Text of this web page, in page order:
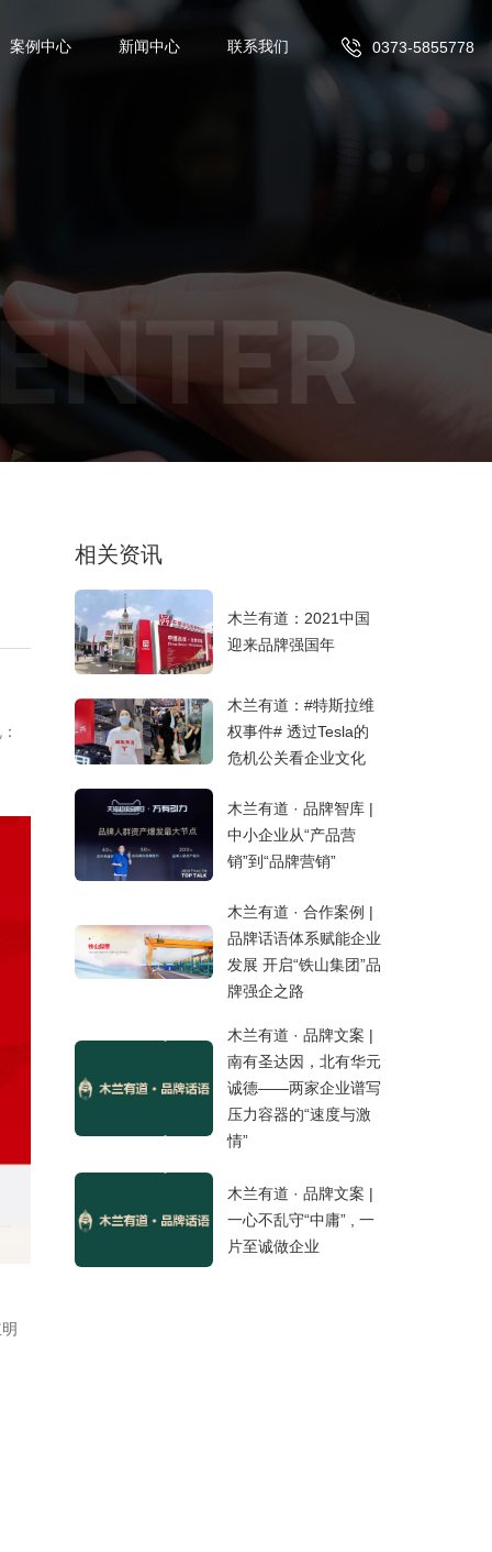
案例中心 新闻中心 联系我们 0373-5855778
相关资讯
木兰有道：2021中国
迎来品牌强国年
木兰有道：#特斯拉维
权事件# 透过Tesla的
危机公关看企业文化
木兰有道 · 品牌智库 |
中小企业从“产品营
销”到“品牌营销”
木兰有道 · 合作案例 |
品牌话语体系赋能企业
发展 开启“铁山集团”品
牌强企之路
木兰有道 · 品牌文案 |
南有圣达因，北有华元
诚德——两家企业谱写
压力容器的“速度与激
情”
木兰有道 · 品牌文案 |
一心不乱守“中庸” , 一
片至诚做企业